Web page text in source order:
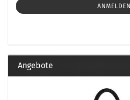
ANMELDEN
Angebote